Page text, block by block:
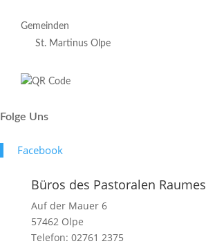
Gemeinden
St. Martinus Olpe
Folge Uns
Face­book
Büros des Pastoralen Raumes
Auf der Mauer 6
57462 Olpe
Telefon: 02761 2375